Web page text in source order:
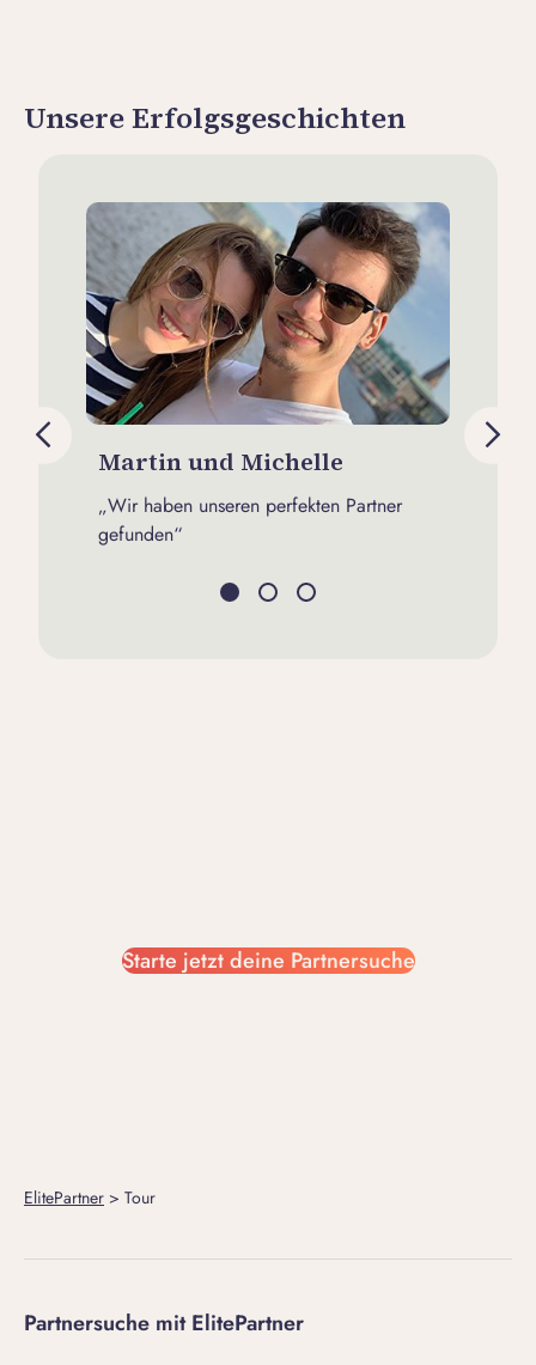
Unsere Erfolgsgeschichten
Martin und Michelle
„Wir haben unseren perfekten Partner
gefunden“
Starte jetzt deine Partnersuche
ElitePartner > Tour
Partnersuche mit ElitePartner